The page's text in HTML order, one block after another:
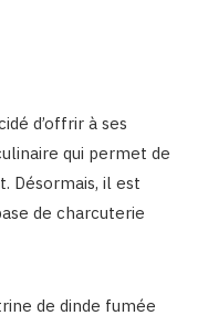
d’offrir à ses
qui permet de
Désormais, il est
de charcuterie
de dinde fumée